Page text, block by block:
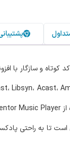
و سازگار با
است تا به راحتی